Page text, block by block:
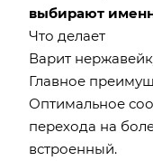
выбирают
Что делает
Варит
Главное
Оптимальное
перехода на
встроенный.